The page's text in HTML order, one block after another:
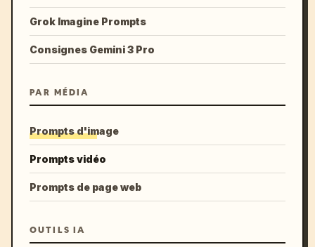
Grok Imagine Prompts
Consignes Gemini 3 Pro
PAR MÉDIA
Prompts d'image
Prompts vidéo
Prompts de page web
OUTILS IA